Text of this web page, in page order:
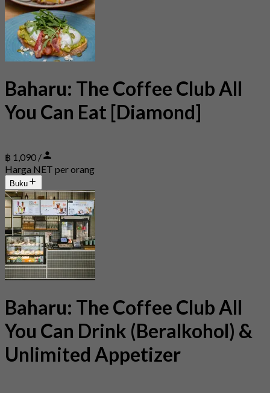
Baharu: The Coffee Club All
You Can Eat [Diamond]
฿ 1,090 /
Harga NET per orang
Buku
Baharu: The Coffee Club All
You Can Drink (Beralkohol) &
Unlimited Appetizer